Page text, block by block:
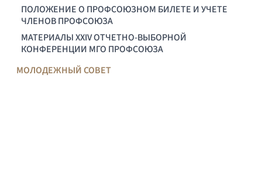
ПОЛОЖЕНИЕ О ПРОФСОЮЗНОМ БИЛЕТЕ И УЧЕТЕ
ЧЛЕНОВ ПРОФСОЮЗА
МАТЕРИАЛЫ XXIV ОТЧЕТНО-ВЫБОРНОЙ
КОНФЕРЕНЦИИ МГО ПРОФСОЮЗА
МОЛОДЕЖНЫЙ СОВЕТ